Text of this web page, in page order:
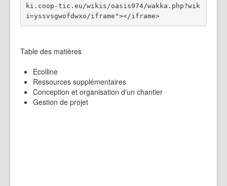
ki.coop-tic.eu/wikis/oasis974/wakka.php?wik
i=yssvsgwofdwxo/iframe"></iframe>
Table des matières
Ecolline
Ressources supplémentaires
Conception et organisation d'un chantier
Gestion de projet